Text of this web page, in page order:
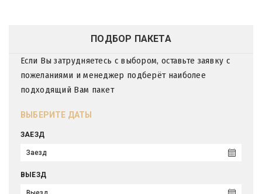
ПОДБОР ПАКЕТА
Если Вы затрудняетесь с выбором, оставьте заявку с
пожеланиями и менеджер подберёт наиболее
подходящий Вам пакет
ВЫБЕРИТЕ ДАТЫ
ЗАЕЗД
ВЫЕЗД